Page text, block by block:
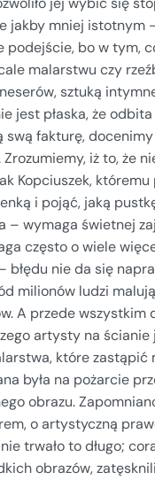
jakby mniej istotnym
podejście, bo w tym,
malarstwu czy
sztuką
jest płaska, że
fakturę,
iż to, że
Kopciuszek,
i pojąć, jaką
– wymaga świetnej
często o wiele
nie da się
milionów ludzi
A przede wszystkim
artysty na
które zastąpić
była na pożarcie
obrazu.
o artystyczną
trwało to długo;
obrazów,